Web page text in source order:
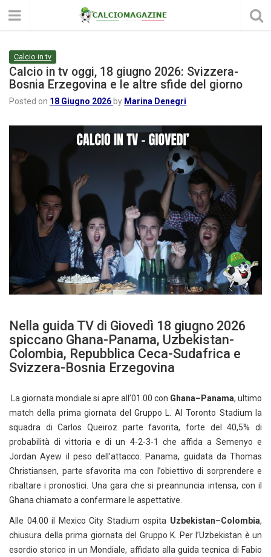
Calcio in tv
Calcio in tv oggi, 18 giugno 2026: Svizzera-
Bosnia Erzegovina e le altre sfide del giorno
Posted on 18 Giugno 2026 by Marina Denegri
Nella guida TV di Giovedì 18 giugno 2026
spiccano Ghana-Panama, Uzbekistan-
Colombia, Repubblica Ceca-Sudafrica e
Svizzera-Bosnia Erzegovina
La giornata mondiale si apre all’01.00 con Ghana–Panama, ultimo
match della prima giornata del Gruppo L. Al Toronto Stadium la
squadra di Carlos Queiroz parte favorita, forte del 40,5% di
probabilità di vittoria e di un 4-2-3-1 che affida a Semenyo e
Jordan Ayew il peso dell’attacco. Panama, guidata da Thomas
Christiansen, parte sfavorita ma con l’obiettivo di sorprendere e
ribaltare i pronostici. Una gara che si preannuncia intensa, con il
Ghana chiamato a confermare le aspettative.
Alle 04.00 il Mexico City Stadium ospita Uzbekistan–Colombia,
chiusura della prima giornata del Gruppo K. Per l’Uzbekistan è un
esordio storico in un Mondiale, affidato alla guida tecnica di Fabio